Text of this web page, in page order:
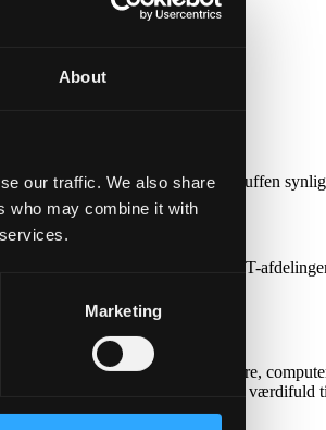
About
our traffic. We also share
who may combine it with
Marketing
AI-drevet interface for uovertruffen
central konsol, og automatisér IT-
lader jer administrere brugere,
til f.eks. HR, sparer IT-afdelingen værdifuld